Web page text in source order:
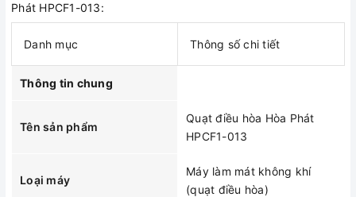
Phát HPCF1-013:
Danh mục Thông số chi tiết
Thông tin chung
Tên sản phẩm
Quạt điều hòa Hòa Phát
HPCF1-013
Loại máy
Máy làm mát không khí
(quạt điều hòa)